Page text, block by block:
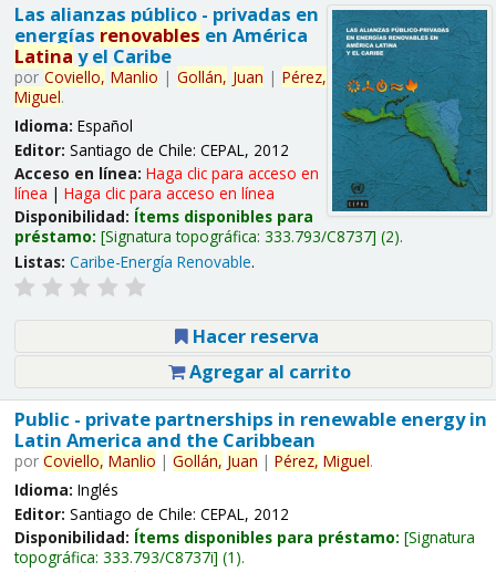
Las alianzas público - privadas en
energías renovables en América
Latina y el Caribe
por Coviello, Manlio | Gollán, Juan | Pérez,
Miguel.
Idioma: Español
Editor: Santiago de Chile: CEPAL, 2012
Acceso en línea: Haga clic para acceso en
línea | Haga clic para acceso en línea
Disponibilidad: Ítems disponibles para
préstamo: Signatura topográfica: 333.793/C8737 (2).
Listas: Caribe-Energía Renovable.
Hacer reserva
Agregar al carrito
Public - private partnerships in renewable energy in
Latin America and the Caribbean
por Coviello, Manlio | Gollán, Juan | Pérez, Miguel.
Idioma: Inglés
Editor: Santiago de Chile: CEPAL, 2012
Disponibilidad: Ítems disponibles para préstamo: Signatura
topográfica: 333.793/C8737i (1).